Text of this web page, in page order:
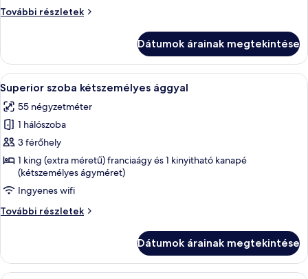
További részletek
Comfort
Dátumok árainak megtekintése
A
következő
szoba
összes
képének
megtekintése:
Superior
szoba
kétszemélyes
Egy szállodai szoba piros
23
Superior szoba kétszemélyes ággyal
55 négyzetméter
1 hálószoba
3 férőhely
1 king (extra méretű) franciaágy és 1 kinyitható kanapé
(kétszemélyes ágyméret)
Ingyenes wifi
További részletek
Superior
további
részletei
Dátumok árainak megtekintése